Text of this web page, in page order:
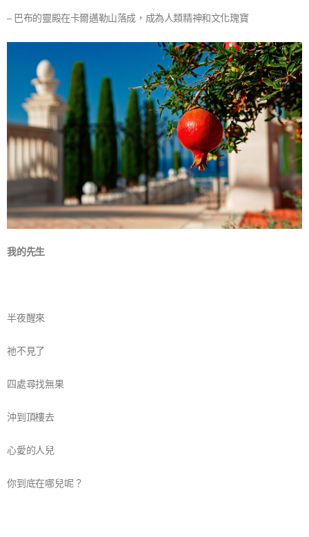
– 巴布的靈殿在卡爾邁勒山落成，成為人類精神和文化瑰寶
我的先生
半夜醒來
祂不見了
四處尋找無果
沖到頂樓去
心愛的人兒
你到底在哪兒呢？